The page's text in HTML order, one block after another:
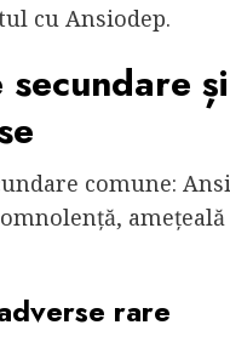
cu Ansiodep.
secundare
comune:
rare